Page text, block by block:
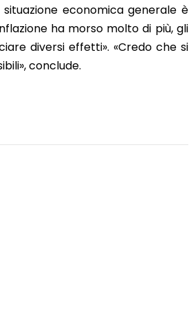
situazione economica generale è
ha morso molto di più, gli
diversi effetti». «Credo che si
conclude.